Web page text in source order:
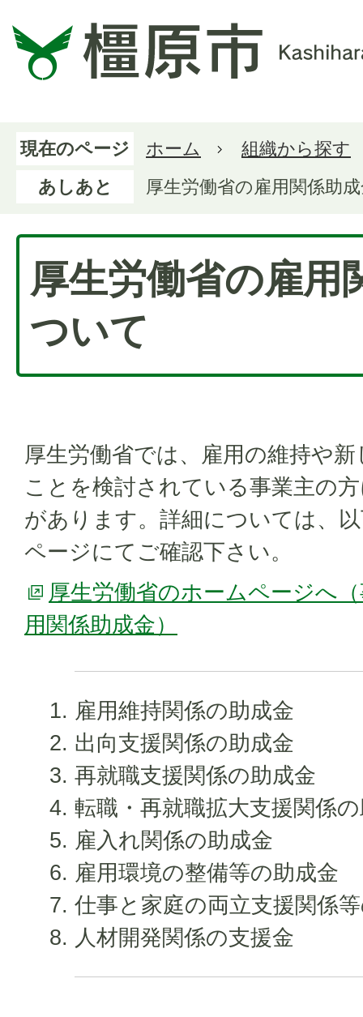
現在のページ ホーム
組織から探す
あしあと
厚生労働省の雇用関係助
厚生労働省の雇用
ついて
厚生労働省では、雇用の維持や
ことを検討されている事業主の
があります。詳細については、
ページにてご確認下さい。
厚生労働省のホームページへ
用関係助成金）
雇用維持関係の助成金
出向支援関係の助成金
再就職支援関係の助成金
転職・再就職拡大支援関係
雇入れ関係の助成金
雇用環境の整備等の助成金
仕事と家庭の両立支援関係
人材開発関係の支援金